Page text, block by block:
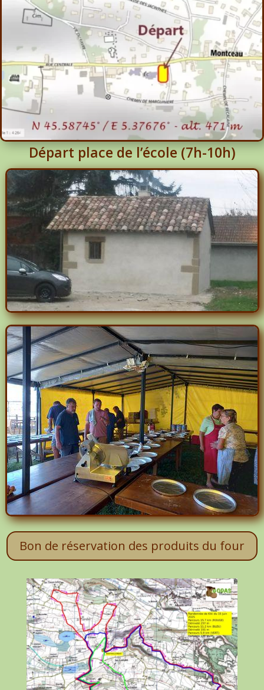
Départ place de l’école (7h-10h)
Bon de réservation des produits du four